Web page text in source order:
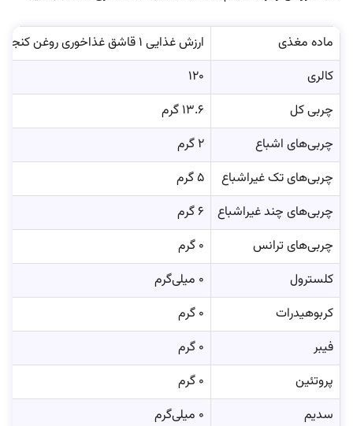
ماده مغذی
ارزش غذایی ۱ قاشق غذاخوری روغن کنجد
کالری
۱۲۰
چربی کل
۱۳.۶ گرم
چربی‌های اشباع
۲ گرم
چربی‌های تک غیراشباع
۵ گرم
چربی‌های چند غیراشباع
۶ گرم
چربی‌های ترانس
۰ گرم
کلسترول
۰ میلی‌گرم
کربوهیدرات
۰ گرم
فیبر
۰ گرم
پروتئین
۰ گرم
سدیم
۰ میلی‌گرم